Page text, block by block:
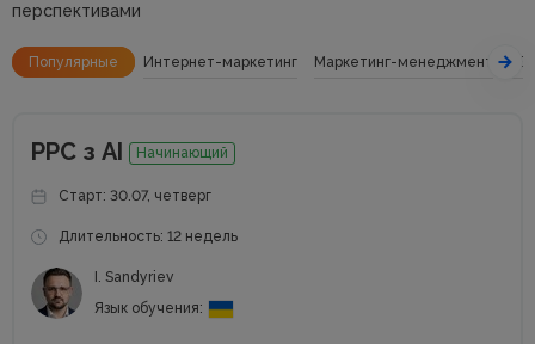
перспективами
Популярные Интернет-маркетинг Маркетинг-менеджмент
РРС з АІ Начинающий
Старт: 30.07, четверг
Длительность: 12 недель
I. Sandyriev
Язык обучения: